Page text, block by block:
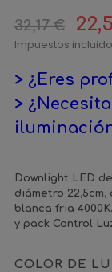
32,17 €
Impuestos
> ¿Eres
>
Downlight LED
diámetro
blanca fria
y pack Control
COLOR DE